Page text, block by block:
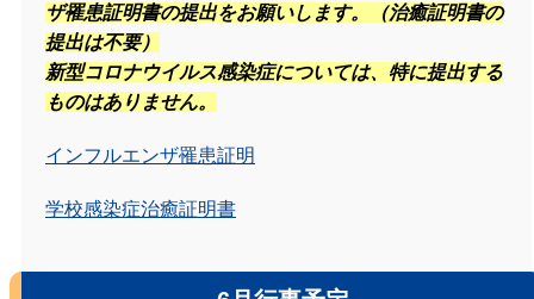
ザ罹患証明書の提出をお願いします。（治癒証明書の
提出は不要）
新型コロナウイルス感染症については、特に提出する
ものはありません。
インフルエンザ罹患証明
学校感染症治癒証明書